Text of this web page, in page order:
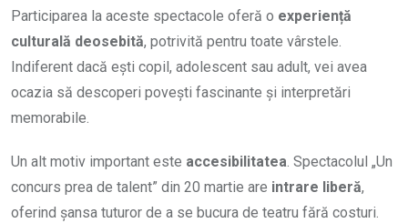
Participarea la aceste spectacole oferă o experiență
culturală deosebită, potrivită pentru toate vârstele.
Indiferent dacă ești copil, adolescent sau adult, vei avea
ocazia să descoperi povești fascinante și interpretări
memorabile.
Un alt motiv important este accesibilitatea. Spectacolul „Un
concurs prea de talent” din 20 martie are intrare liberă,
oferind șansa tuturor de a se bucura de teatru fără costuri.